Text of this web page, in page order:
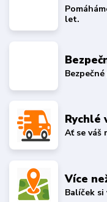
let.
Rychlé
Ať se váš
Více
Balíček